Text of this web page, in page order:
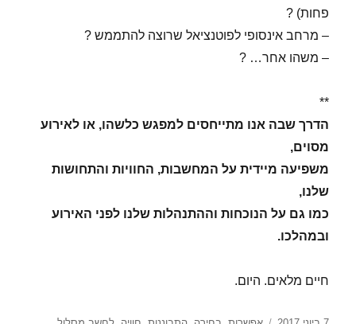
פחות) ?
– מרחב אינסופי לפוטנציאל שרוצה להתממש ?
– משהו אחר… ?
**
הדרך שבה אנו מתייחסים למפגש כלשהו, או לאירוע
מסוים,
משפיעה מיידית על המחשבות, החוויות והתחושות
שלנו,
כמו גם על הנוכחות וההתנהלות שלנו לפני האירוע
ובמהלכו.
חיים מלאים. היום.